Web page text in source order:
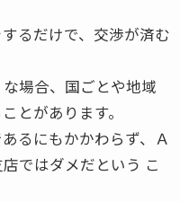
るだけで、交渉が済む
場合、国ごとや地域
とがあります。
るにもかかわらず、Ａ
ではダメだという こ